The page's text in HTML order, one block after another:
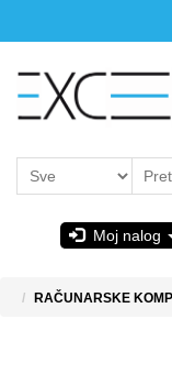
Moj nalog
RAČUNARSKE